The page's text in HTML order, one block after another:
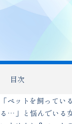
目次
「ペットを飼ってい
る…」と悩んでいる